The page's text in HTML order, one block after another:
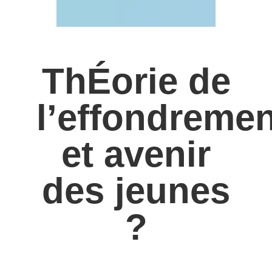
ThÉorie de
et avenir
des jeunes
?